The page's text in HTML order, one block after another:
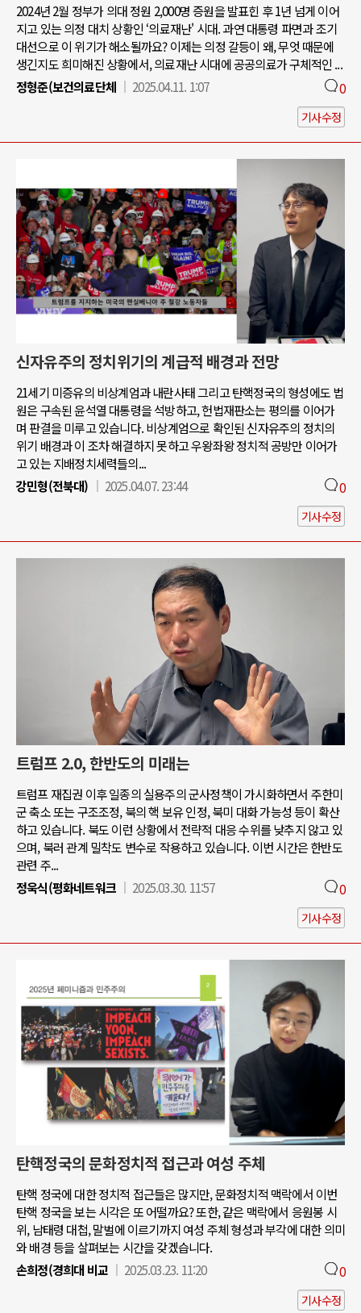
2024년 2월 정부가 의대 정원 2,000명 증원을 발표힌 후 1년 넘게 이어
지고 있는 의정 대치 상황인 ‘의료재난' 시대. 과연 대통령 파면과 조기
대선으로 이 위기가 해소될까요? 이제는 의정 갈등이 왜, 무엇 때문에
생긴지도 희미해진 상황에서, 의료재난 시대에 공공의료가 구체적인 ...
정형준(보건의료단체
2025.04.11. 1:07 0
기사수정
신자유주의 정치위기의 계급적 배경과 전망
21세기 미증유의 비상계엄과 내란사태 그리고 탄핵정국의 형성에도 법
원은 구속된 윤석열 대통령을 석방하고, 헌법재판소는 평의를 이어가
며 판결을 미루고 있습니다. 비상계엄으로 확인된 신자유주의 정치의
위기 배경과 이 조차 해결하지 못하고 우왕좌왕 정치적 공방만 이어가
고 있는 지배정치세력들의...
강민형(전북대)
2025.04.07. 23:44 0
기사수정
트럼프 2.0, 한반도의 미래는
트럼프 재집권 이후 일종의 실용주의 군사정책이 가시화하면서 주한미
군 축소 또는 구조조정, 북의 핵 보유 인정, 북미 대화 가능성 등이 확산
하고 있습니다. 북도 이런 상황에서 전략적 대응 수위를 낮추지 않고 있
으며, 북러 관계 밀착도 변수로 작용하고 있습니다. 이번 시간은 한반도
관련 주...
정욱식(평화네트워크
2025.03.30. 11:57 0
기사수정
탄핵정국의 문화정치적 접근과 여성 주체
탄핵 정국에 대한 정치적 접근들은 많지만, 문화정치적 맥락에서 이번
탄핵 정국을 보는 시각은 또 어떨까요? 또한, 같은 맥락에서 응원봉 시
위, 남태령 대첩, 말벌에 이르기까지 여성 주체 형성과 부각에 대한 의미
와 배경 등을 살펴보는 시간을 갖겠습니다.
손희정(경희대 비교
2025.03.23. 11:20 0
기사수정